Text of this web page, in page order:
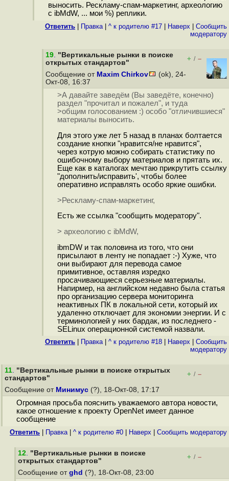
выносить. Рескламу-спам-маркетинг, археологию
с ibMdW, ... мои %) реплики.
Ответить Правка| ^ к родителю #17 Наверх
Cообщить
модератору
19. "Вертикальные рынки в поиске
открытых стандартов"
+ / –
Сообщение от Maxim Chirkov
(ok), 24-
Окт-08, 16:37
>А давайте заведём (Вы заведёте, конечно)
раздел "прочитал и пожалел", и туда
>общим голосованием :) особо "отличившиеся"
материалы выносить.
Для этого уже лет 5 назад в планах болтается
создание кнопки "нравится/не нравится",
через котрую можно собирать статистику по
ошибочному выбору материалов и прятать их.
Еще как в каталогах мечтаю прикрутить ссылку
"дополнить/исправить', чтобы более
оперативно исправлять особо яркие ошибки.
>Рескламу-спам-маркетинг,
Есть же ссылка "сообщить модератору".
> археологию с ibMdW,
ibmDW и так половина из того, что они
присылают в ленту не попадает :-) Хуже, что
они выбирают для перевода самое
примитивное, оставляя изредко
просачивающиеся серьезные материалы.
Напирмер, на английском недавно была статья
про организацию сервера мониторинга
неактивных ПК в локальной сети, который их
удаленно отключает для экономии энергии. И с
терминологией у них бардак, из последнего -
SELinux операционной системой назвали.
Ответить Правка| ^ к родителю #18 Наверх
Cообщить
модератору
11. "Вертикальные рынки в поиске открытых
стандартов"
+ / –
Сообщение от Минимус (?), 18-Окт-08, 17:17
Огромная просьба пояснить уважаемого автора новости,
какое отношение к проекту OpenNet имеет данное
сообщение
Ответить Правка| ^ к родителю #0 Наверх Cообщить модератору
12. "Вертикальные рынки в поиске
открытых стандартов"
+ / –
Сообщение от ghd (?), 18-Окт-08, 23:00